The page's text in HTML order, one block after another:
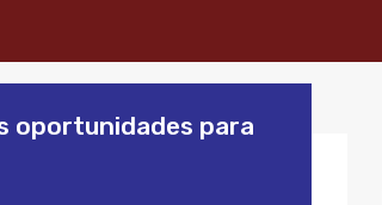
oportunidades para